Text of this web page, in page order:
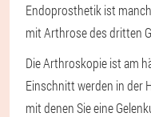
Endoprosthetik ist
mit Arthrose des dritten
Die Arthroskopie ist am
Einschnitt werden in der
mit denen Sie eine